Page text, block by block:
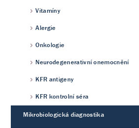
Vitamíny
Alergie
Onkologie
Neurodegenerativní onemocnění
KFR antigeny
KFR kontrolní séra
Mikrobiologická diagnostika